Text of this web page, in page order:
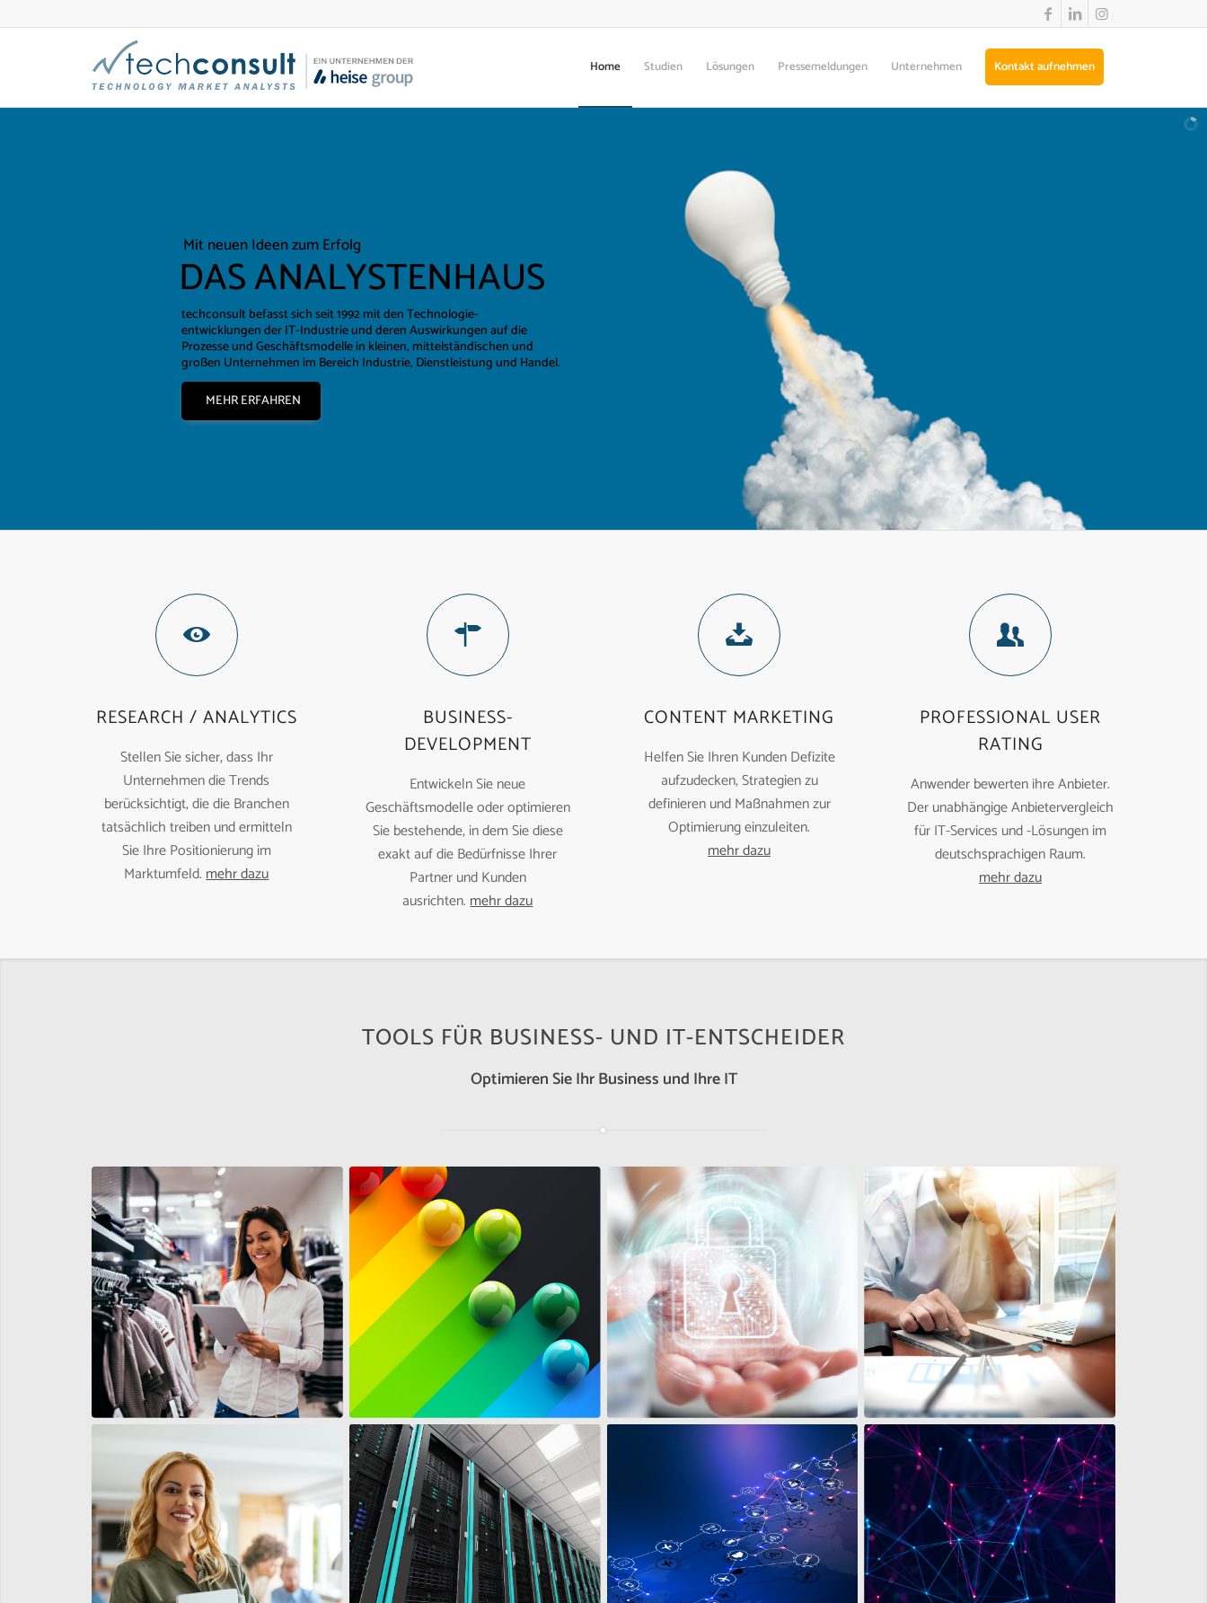
Home Studien Lösungen Pressemeldungen Unternehmen Kontakt aufnehmen
DAS ANALYSTENHAUS
techconsult befasst sich seit 1992 mit den Technologie-
entwicklungen der IT-Industrie und deren Auswirkungen auf die
Prozesse und Geschäftsmodelle in kleinen, mittelständischen und
großen Unternehmen im Bereich Industrie, Dienstleistung und Handel.
Mit neuen Ideen zum Erfolg
MEHR ERFAHREN
RESEARCH / ANALYTICS
Stellen Sie sicher, dass Ihr
Unternehmen die Trends
berücksichtigt, die die Branchen
tatsächlich treiben und ermitteln
Sie Ihre Positionierung im
Marktumfeld.mehr dazu
BUSINESS-
DEVELOPMENT
Entwickeln Sie neue
Geschäftsmodelle oder optimieren
Sie bestehende, in dem Sie diese
exakt auf die Bedürfnisse Ihrer
Partner und Kunden
ausrichten. mehr dazu
CONTENT MARKETING
Helfen Sie Ihren Kunden Defizite
aufzudecken, Strategien zu
definieren und Maßnahmen zur
Optimierung einzuleiten.
mehr dazu
PROFESSIONAL USER
RATING
Anwender bewerten ihre Anbieter.
Der unabhängige Anbietervergleich
für IT-Services und -Lösungen im
deutschsprachigen Raum.
mehr dazu
TOOLS FÜR BUSINESS- UND IT-ENTSCHEIDER
Optimieren Sie Ihr Business und Ihre IT